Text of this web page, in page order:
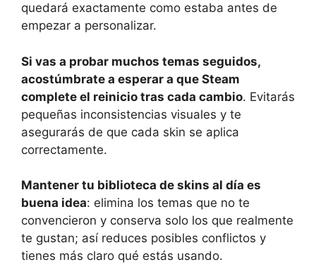
quedará exactamente como estaba antes de
empezar a personalizar.
Si vas a probar muchos temas seguidos,
acostúmbrate a esperar a que Steam
complete el reinicio tras cada cambio. Evitarás
pequeñas inconsistencias visuales y te
asegurarás de que cada skin se aplica
correctamente.
Mantener tu biblioteca de skins al día es
buena idea: elimina los temas que no te
convencieron y conserva solo los que realmente
te gustan; así reduces posibles conflictos y
tienes más claro qué estás usando.